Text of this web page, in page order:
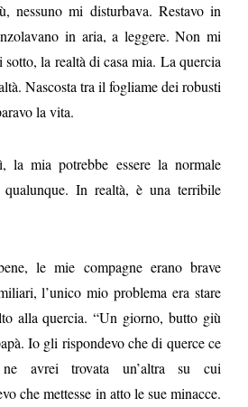
nessuno mi disturbava. Restavo in
in aria, a leggere. Non mi
la realtà di casa mia. La quercia
Nascosta tra il fogliame dei robusti
la vita.
la mia potrebbe essere la normale
In realtà, è una terribile
le mie compagne erano brave
l’unico mio problema era stare
alla quercia. “Un giorno, butto giù
Io gli rispondevo che di querce ce
avrei trovata un’altra su cui
che mettesse in atto le sue minacce.